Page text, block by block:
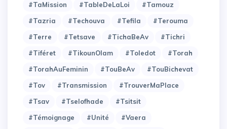
#TaMission
#TableDeLaLoi
#Tamouz
#Tazria
#Techouva #Tefila
#Terouma
#Terre
#Tetsave #TichaBeAv
#Tichri
#Tiféret
#TikounOlam #Toledot
#Torah
#TorahAuFeminin
#TouBeAv
#TouBichevat
#Tov
#Transmission
#TrouverMaPlace
#Tsav
#Tselofhade
#Tsitsit
#Témoignage
#Unité
#Vaera